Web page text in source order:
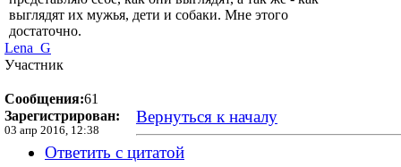
выглядят их мужья, дети и собаки. Мне этого
достаточно.
Lena_G
Участник
Сообщения:61
Зарегистрирован:
03 апр 2016, 12:38
Вернуться к началу
Ответить с цитатой